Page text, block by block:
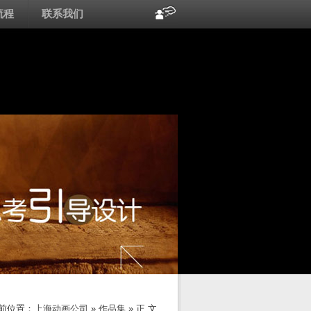
程 联系我们
位置： 上海动画公司 » 作品集 » 正 文